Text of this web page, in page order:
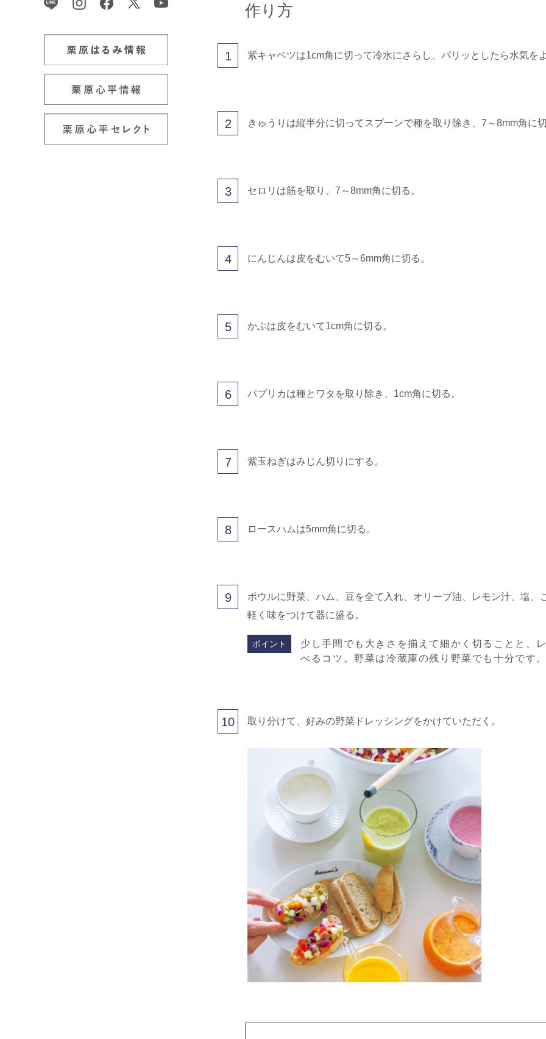
作り方
1 紫キャベツは1cm角に切って冷水にさらし、パリッとしたら水気を
2 きゅうりは縦半分に切ってスプーンで種を取り除き、7～8mm角に切
3 セロリは筋を取り、7～8mm角に切る。
4 にんじんは皮をむいて5～6mm角に切る。
5 かぶは皮をむいて1cm角に切る。
6 パプリカは種とワタを取り除き、1cm角に切る。
7 紫玉ねぎはみじん切りにする。
8 ロースハムは5mm角に切る。
9
ボウルに野菜、ハム、豆を全て入れ、オリーブ油、レモン汁、塩、
軽く味をつけて器に盛る。
ポイント
少し手間でも大きさを揃えて細かく切ることと、
べるコツ。野菜は冷蔵庫の残り野菜でも十分です。
10 取り分けて、好みの野菜ドレッシングをかけていただく。